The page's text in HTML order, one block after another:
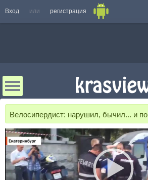
Вход или регистрация
Велосипердист: нарушил, бычил... и